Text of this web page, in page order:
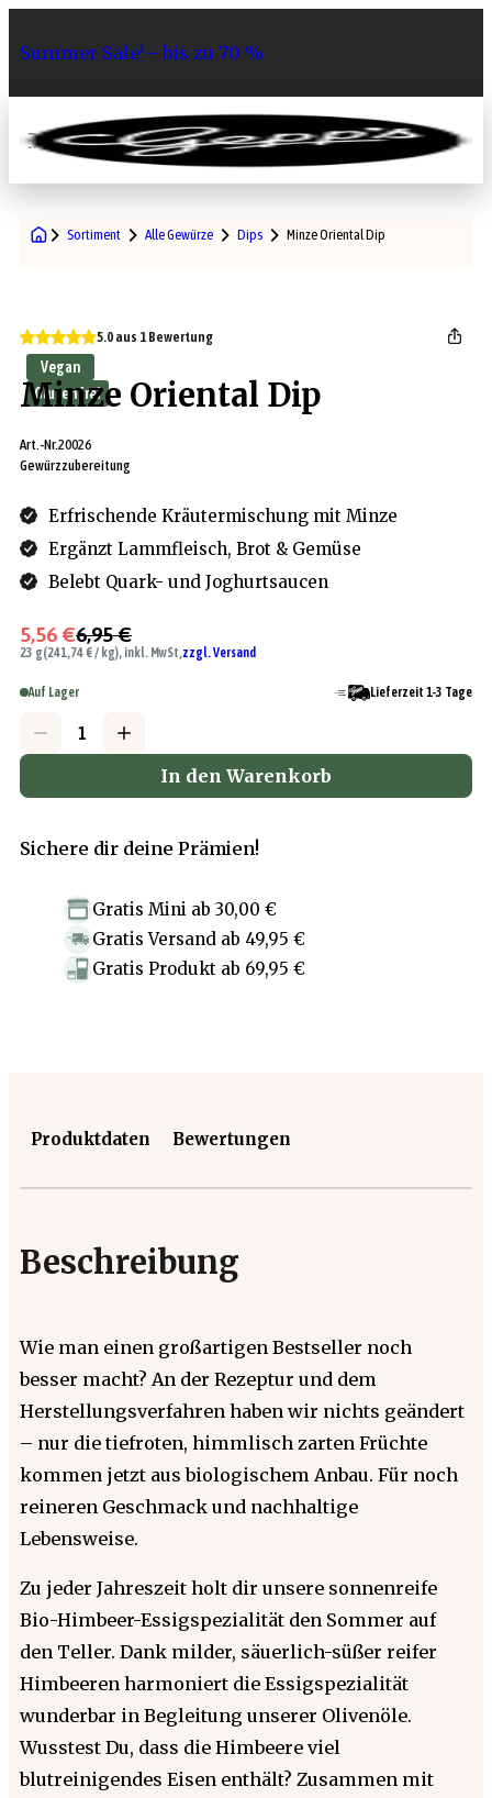
Summer Sale¹– bis zu 70 %
0
Sortiment Alle Gewürze Dips Minze Oriental Dip
Vegan
Glutenfrei
5.0 aus 1 Bewertung
Minze Oriental Dip
Art.-Nr.20026
Gewürzzubereitung
Erfrischende Kräutermischung mit Minze
Ergänzt Lammfleisch, Brot & Gemüse
Belebt Quark- und Joghurtsaucen
5,56 €6,95 €
23 g(241,74 € / kg), inkl. MwSt,zzgl. Versand
Auf Lager Lieferzeit 1-3 Tage
In den Warenkorb
Sichere dir deine Prämien!
Gratis Mini ab 30,00 €
Gratis Versand ab 49,95 €
Gratis Produkt ab 69,95 €
Produktdaten Bewertungen
Beschreibung
Wie man einen großartigen Bestseller noch
besser macht? An der Rezeptur und dem
Herstellungsverfahren haben wir nichts geändert
– nur die tiefroten, himmlisch zarten Früchte
kommen jetzt aus biologischem Anbau. Für noch
reineren Geschmack und nachhaltige
Lebensweise.
Zu jeder Jahreszeit holt dir unsere sonnenreife
Bio-Himbeer-Essigspezialität den Sommer auf
den Teller. Dank milder, säuerlich-süßer reifer
Himbeeren harmoniert die Essigspezialität
wunderbar in Begleitung unserer Olivenöle.
Wusstest Du, dass die Himbeere viel
blutreinigendes Eisen enthält? Zusammen mit